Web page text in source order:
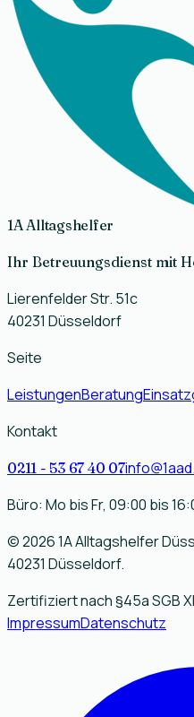
1A Alltagshelfer
Ihr Betreuungsdienst mit
Lierenfelder Str. 51c
40231 Düsseldorf
Seite
LeistungenBeratung
Kontakt
0211 - 53 67 40 07
Büro: Mo bis Fr, 09:00 bis
©20261A Alltagshelfer
40231 Düsseldorf.
Zertifiziert nach §45a SGB XI
ImpressumDatenschutz